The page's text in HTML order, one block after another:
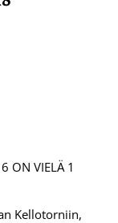
ON VIELÄ 1
Kellotorniin,